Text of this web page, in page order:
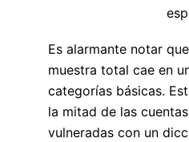
Es alarmante notar
muestra total cae en
categorías básicas.
la mitad de las
vulneradas con un